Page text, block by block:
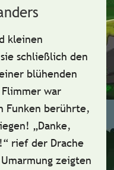
kleinen
schließlich den
blühenden
war
Funken berührte,
„Danke,
rief der Drache
zeigten